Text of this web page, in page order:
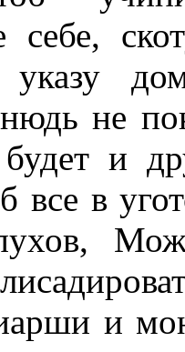
себе,
не
будет и
все в
и